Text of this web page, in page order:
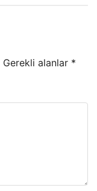
Gerekli alanlar *